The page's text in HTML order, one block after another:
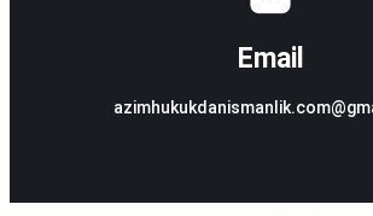
Email